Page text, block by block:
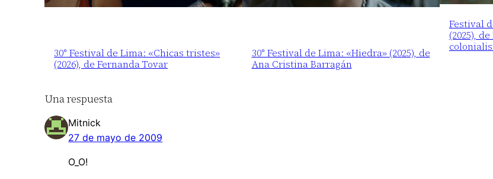
30° Festival de Lima: «Chicas tristes»
(2026), de Fernanda Tovar
30° Festival de Lima: «Hiedra» (2025), de
Ana Cristina Barragán
Festival
(2025),
Una respuesta
Mitnick
27 de mayo de 2009
O_O!